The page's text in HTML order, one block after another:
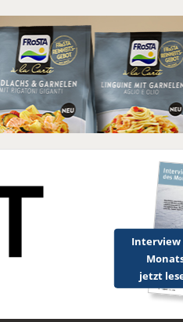
Interview
jetzt